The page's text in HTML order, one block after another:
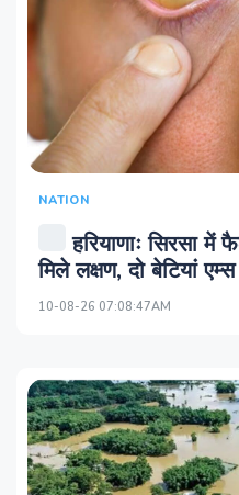
NATION
हरियाणाः सिरसा में
मिले लक्षण, दो बेटियां
10-08-26 07:08:47AM